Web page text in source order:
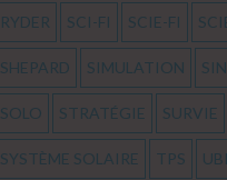
RYDER SCI-FI SCIE-FI
SHEPARD SIMULATION
SOLO STRATÉGIE SURVIE
SYSTÈME SOLAIRE TPS